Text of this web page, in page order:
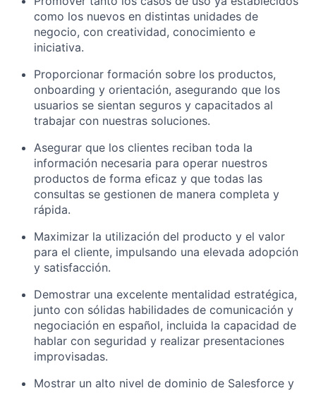
como los nuevos en distintas unidades de
negocio, con creatividad, conocimiento e
iniciativa.
Proporcionar formación sobre los productos,
onboarding y orientación, asegurando que los
usuarios se sientan seguros y capacitados al
trabajar con nuestras soluciones.
Asegurar que los clientes reciban toda la
información necesaria para operar nuestros
productos de forma eficaz y que todas las
consultas se gestionen de manera completa y
rápida.
Maximizar la utilización del producto y el valor
para el cliente, impulsando una elevada adopción
y satisfacción.
Demostrar una excelente mentalidad estratégica,
junto con sólidas habilidades de comunicación y
negociación en español, incluida la capacidad de
hablar con seguridad y realizar presentaciones
improvisadas.
Mostrar un alto nivel de dominio de Salesforce y